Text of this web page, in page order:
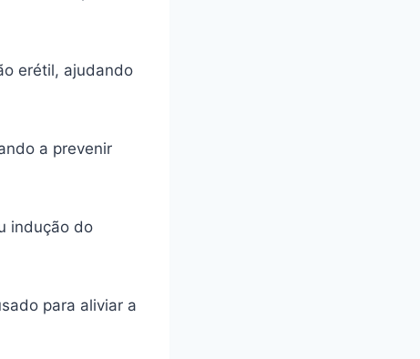
erétil, ajudando
a prevenir
indução do
para aliviar a